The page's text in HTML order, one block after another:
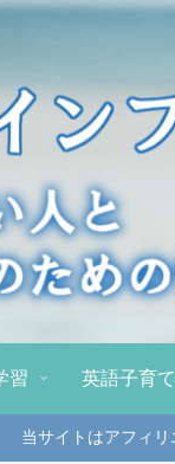
習 英語子育て
当サイトはアフィリ